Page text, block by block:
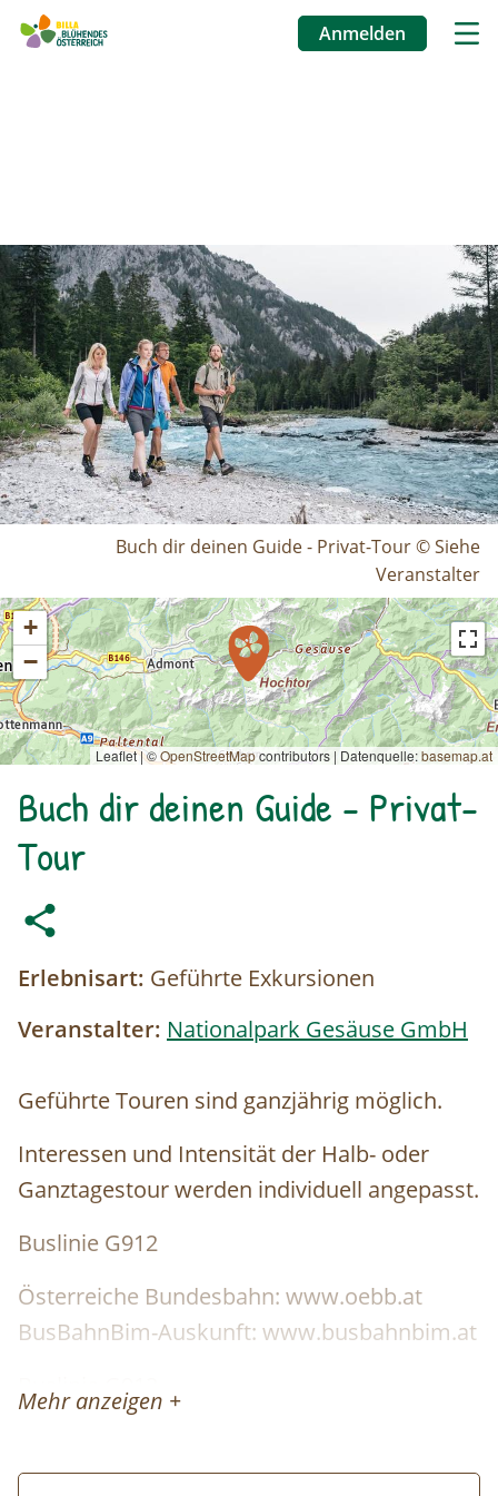
Anmelden
Buch dir deinen Guide - Privat-Tour © Siehe
Veranstalter
+
−
Leaflet | ©OpenStreetMapcontributors | Datenquelle:basemap.at
Buch dir deinen Guide - Privat-
Tour
Erlebnisart: Geführte Exkursionen
Veranstalter: Nationalpark Gesäuse GmbH
Geführte Touren sind ganzjährig möglich.
Interessen und Intensität der Halb- oder
Ganztagestour werden individuell angepasst.
Buslinie G912
Österreiche Bundesbahn: www.oebb.at
BusBahnBim-Auskunft: www.busbahnbim.at
Buslinie G912
wenn möglich, mit öffentlichen
Mehr anzeigen +